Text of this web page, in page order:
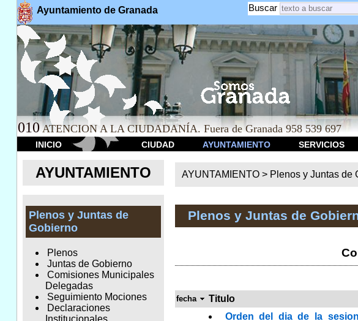
Ayuntamiento de Granada Buscar
010 ATENCION A LA CIUDADANÍA. Fuera de Granada 958 539 697
INICIO CIUDAD AYUNTAMIENTO SERVICIOS
AYUNTAMIENTO
Plenos y Juntas de
Gobierno
Plenos
Juntas de Gobierno
Comisiones Municipales
Delegadas
Seguimiento Mociones
Declaraciones
AYUNTAMIENTO > Plenos y Juntas de
Plenos y Juntas de
fecha Titulo
Orden del dia de la